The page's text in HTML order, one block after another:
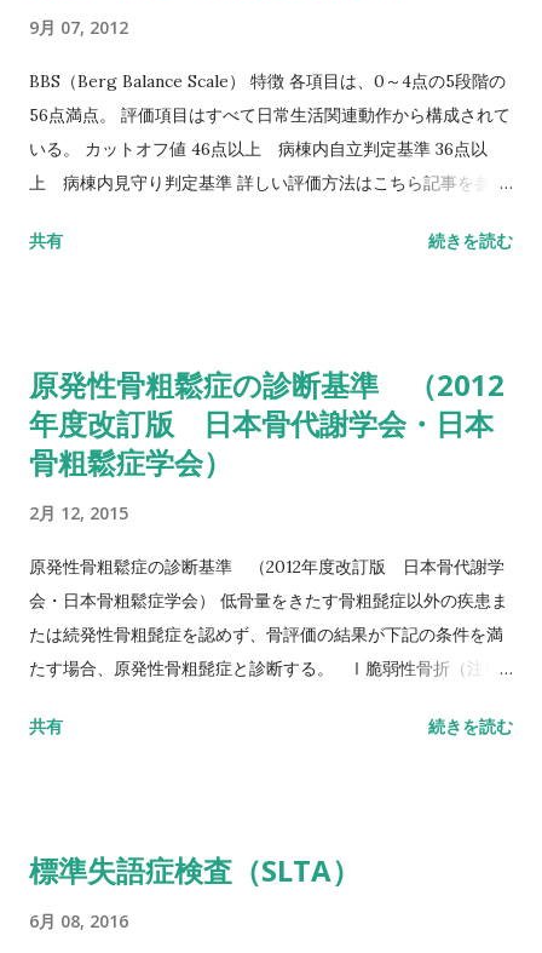
9月 07, 2012
BBS（Berg Balance Scale） 特徴 各項目は、0～4点の5段階の
56点満点。 評価項目はすべて日常生活関連動作から構成されて
いる。 カットオフ値 46点以上 病棟内自立判定基準 36点以
上 病棟内見守り判定基準 詳しい評価方法はこちら記事を参照
TUG（Timed Up to Go）テスト 方法 肘掛つきの椅子から立
詳しい評価方法はこちら記事を参照して下さい↓ タイムアップ
アンドゴーテスト TUG:Timed Up & Go Test 10m歩行テスト
方法 助走路（各3m）を含めた約16m（直線歩行路）を歩行し、
測する。 カットオフ 24.6秒：屋内歩行 11.6秒：屋外歩行 詳し
い評価方法はこちら記事を参照して下さい↓ 10メートル歩行テ
スト(10MWT)
共有 続きを読む
原発性骨粗鬆症の診断基準 （2012
年度改訂版 日本骨代謝学会・日本
骨粗鬆症学会）
2月 12, 2015
原発性骨粗鬆症の診断基準 （2012年度改訂版 日本骨代謝学
会・日本骨粗鬆症学会） 低骨量をきたす骨粗髭症以外の疾患ま
たは続発性骨粗髭症を認めず、骨評価の結果が下記の条件を満
たす場合、原発性骨粗髭症と診断する。 Ⅰ脆弱性骨折（注1）
の脆弱性骨折（注3）があり、骨密度（注4）がYAMの80％未満
性骨折、軽微な外力とは、立った姿勢からの転倒か、それ以下
共有 続きを読む
標準失語症検査（SLTA）
6月 08, 2016